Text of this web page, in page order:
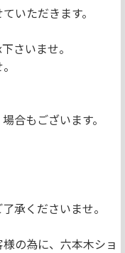
いただきます。
さいませ。
合もございます。
承くださいませ。
の為に、六本木ショ